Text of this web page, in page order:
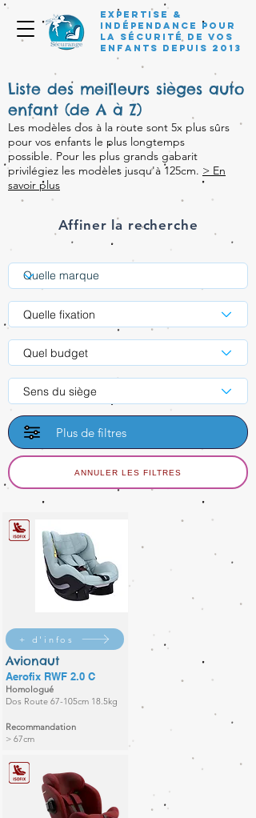
Expertise &
Indépendance pour
la sécurité de vos
enfants depuis 2013
Liste des meilleurs sièges auto
enfant (de A à Z)
Les modèles dos à la route sont 5x plus sûrs
pour vos enfants le plus longtemps
possible. Pour les plus grands gabarit
privilégiez les modèles jusqu'à 125cm. > En
savoir plus
Affiner la recherche
Quelle fixation
Quel budget
Sens du siège
Plus de filtres
ANNULER LES FILTRES
+ d'infos
Avionaut
Aerofix RWF 2.0 C
Homologué
Dos Route 67-105cm 18.5kg
Recommandation
> 67cm